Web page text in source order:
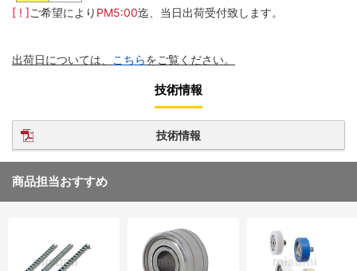
[ ! ]ご希望により PM5:00迄、当日出荷受付致します。
出荷日については、 こちらをご覧ください。
技術情報
技術情報
商品担当おすすめ